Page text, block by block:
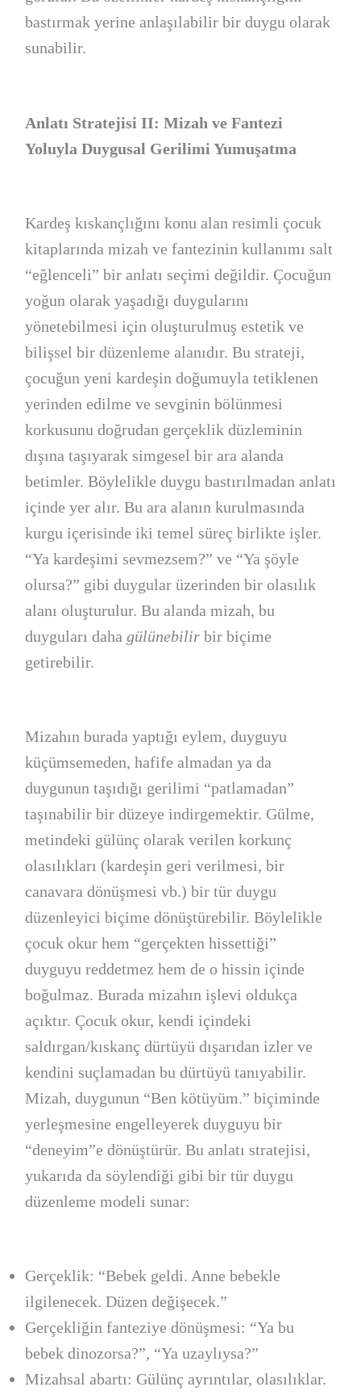
bastırmak yerine anlaşılabilir bir duygu olarak
sunabilir.
Anlatı Stratejisi II: Mizah ve Fantezi
Yoluyla Duygusal Gerilimi Yumuşatma
Kardeş kıskançlığını konu alan resimli çocuk
kitaplarında mizah ve fantezinin kullanımı salt
“eğlenceli” bir anlatı seçimi değildir. Çocuğun
yoğun olarak yaşadığı duygularını
yönetebilmesi için oluşturulmuş estetik ve
bilişsel bir düzenleme alanıdır. Bu strateji,
çocuğun yeni kardeşin doğumuyla tetiklenen
yerinden edilme ve sevginin bölünmesi
korkusunu doğrudan gerçeklik düzleminin
dışına taşıyarak simgesel bir ara alanda
betimler. Böylelikle duygu bastırılmadan anlatı
içinde yer alır. Bu ara alanın kurulmasında
kurgu içerisinde iki temel süreç birlikte işler.
“Ya kardeşimi sevmezsem?” ve “Ya şöyle
olursa?” gibi duygular üzerinden bir olasılık
alanı oluşturulur. Bu alanda mizah, bu
duyguları daha gülünebilir bir biçime
getirebilir.
Mizahın burada yaptığı eylem, duyguyu
küçümsemeden, hafife almadan ya da
duygunun taşıdığı gerilimi “patlamadan”
taşınabilir bir düzeye indirgemektir. Gülme,
metindeki gülünç olarak verilen korkunç
olasılıkları (kardeşin geri verilmesi, bir
canavara dönüşmesi vb.) bir tür duygu
düzenleyici biçime dönüştürebilir. Böylelikle
çocuk okur hem “gerçekten hissettiği”
duyguyu reddetmez hem de o hissin içinde
boğulmaz. Burada mizahın işlevi oldukça
açıktır. Çocuk okur, kendi içindeki
saldırgan/kıskanç dürtüyü dışarıdan izler ve
kendini suçlamadan bu dürtüyü tanıyabilir.
Mizah, duygunun “Ben kötüyüm.” biçiminde
yerleşmesine engelleyerek duyguyu bir
“deneyim”e dönüştürür. Bu anlatı stratejisi,
yukarıda da söylendiği gibi bir tür duygu
düzenleme modeli sunar:
Gerçeklik: “Bebek geldi. Anne bebekle
ilgilenecek. Düzen değişecek.”
Gerçekliğin fanteziye dönüşmesi: “Ya bu
bebek dinozorsa?”, “Ya uzaylıysa?”
Mizahsal abartı: Gülünç ayrıntılar, olasılıklar.